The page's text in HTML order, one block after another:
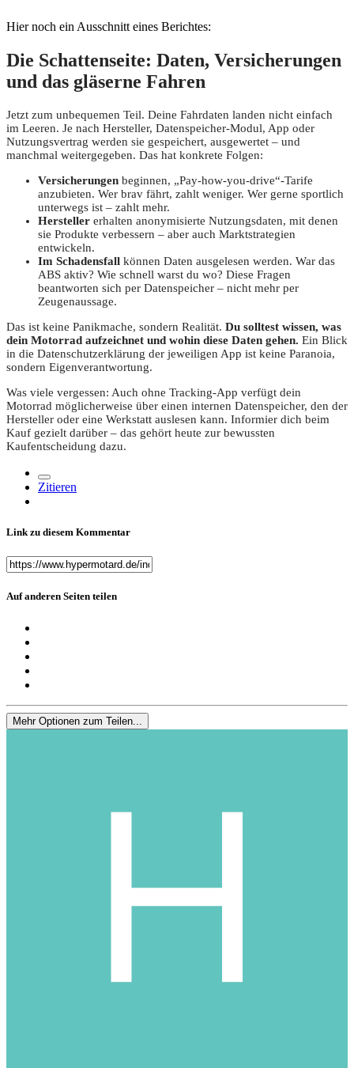
Hier noch ein Ausschnitt eines Berichtes:
Die Schattenseite: Daten, Versicherungen
und das gläserne Fahren
Jetzt zum unbequemen Teil. Deine Fahrdaten landen nicht einfach
im Leeren. Je nach Hersteller, Datenspeicher-Modul, App oder
Nutzungsvertrag werden sie gespeichert, ausgewertet – und
manchmal weitergegeben. Das hat konkrete Folgen:
Versicherungen beginnen, „Pay-how-you-drive“-Tarife
anzubieten. Wer brav fährt, zahlt weniger. Wer gerne sportlich
unterwegs ist – zahlt mehr.
Hersteller erhalten anonymisierte Nutzungsdaten, mit denen
sie Produkte verbessern – aber auch Marktstrategien
entwickeln.
Im Schadensfall können Daten ausgelesen werden. War das
ABS aktiv? Wie schnell warst du wo? Diese Fragen
beantworten sich per Datenspeicher – nicht mehr per
Zeugenaussage.
Das ist keine Panikmache, sondern Realität. Du solltest wissen, was
dein Motorrad aufzeichnet und wohin diese Daten gehen. Ein Blick
in die Datenschutzerklärung der jeweiligen App ist keine Paranoia,
sondern Eigenverantwortung.
Was viele vergessen: Auch ohne Tracking-App verfügt dein
Motorrad möglicherweise über einen internen Datenspeicher, den der
Hersteller oder eine Werkstatt auslesen kann. Informier dich beim
Kauf gezielt darüber – das gehört heute zur bewussten
Kaufentscheidung dazu.
Zitieren
Link zu diesem Kommentar
Auf anderen Seiten teilen
Mehr Optionen zum Teilen...